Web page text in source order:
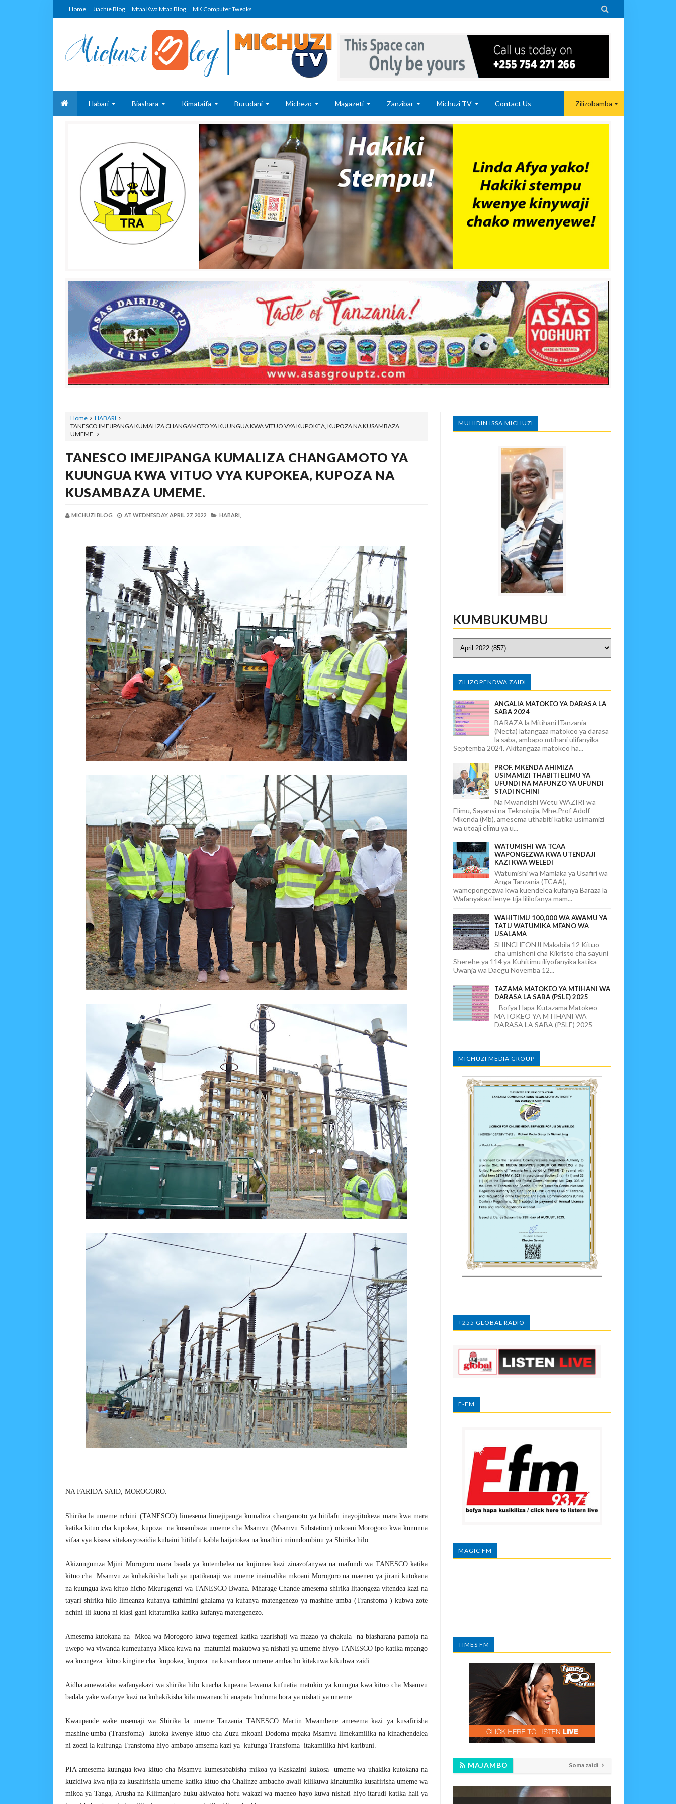
Home Jiachie Blog Mtaa Kwa Mtaa Blog MK Computer Tweaks 
Habari Biashara Kimataifa Burudani Michezo Magazeti Zanzibar Michuzi TV Contact Us Zilizobamba
Home
HABARI
TANESCO IMEJIPANGA KUMALIZA CHANGAMOTO YA KUUNGUA KWA VITUO VYA KUPOKEA, KUPOZA NA KUSAMBAZA
UMEME.
TANESCO IMEJIPANGA KUMALIZA CHANGAMOTO YA
KUUNGUA KWA VITUO VYA KUPOKEA, KUPOZA NA
KUSAMBAZA UMEME.
MICHUZI BLOG AT WEDNESDAY, APRIL 27, 2022 HABARI,
NA FARIDA SAID, MOROGORO.
Shirika la umeme nchini (TANESCO) limesema limejipanga kumaliza changamoto ya hitilafu inayojitokeza mara kwa mara
katika kituo cha kupokea, kupoza na kusambaza umeme cha Msamvu (Msamvu Substation) mkoani Morogoro kwa kununua
vifaa vya kisasa vitakavyosaidia kubaini hitilafu kabla haijatokea na kuathiri miundombinu ya Shirika hilo.
Akizungumza Mjini Morogoro mara baada ya kutembelea na kujionea kazi zinazofanywa na mafundi wa TANESCO katika
kituo cha Msamvu za kuhakikisha hali ya upatikanaji wa umeme inaimalika mkoani Morogoro na maeneo ya jirani kutokana
na kuungua kwa kituo hicho Mkurugenzi wa TANESCO Bwana. Mharage Chande amesema shirika litaongeza vitendea kazi na
tayari shirika hilo limeanza kufanya tathimini ghalama ya kufanya matengenezo ya mashine umba (Transfoma ) kubwa zote
nchini ili kuona ni kiasi gani kitatumika katika kufanya matengenezo.
Amesema kutokana na Mkoa wa Morogoro kuwa tegemezi katika uzarishaji wa mazao ya chakula na biasharana pamoja na
uwepo wa viwanda kumeufanya Mkoa kuwa na matumizi makubwa ya nishati ya umeme hivyo TANESCO ipo katika mpango
wa kuongeza kituo kingine cha kupokea, kupoza na kusambaza umeme ambacho kitakuwa kikubwa zaidi.
Aidha amewataka wafanyakazi wa shirika hilo kuacha kupeana lawama kufuatia matukio ya kuungua kwa kituo cha Msamvu
badala yake wafanye kazi na kuhakikisha kila mwananchi anapata huduma bora ya nishati ya umeme.
Kwaupande wake msemaji wa Shirika la umeme Tanzania TANESCO Martin Mwambene amesema kazi ya kusafirisha
mashine umba (Transfoma) kutoka kwenye kituo cha Zuzu mkoani Dodoma mpaka Msamvu limekamilika na kinachendelea
ni zoezi la kuifunga Transfoma hiyo ambapo amsema kazi ya kufunga Transfoma itakamilika hivi karibuni.
PIA amesema kuungua kwa kituo cha Msamvu kumesababisha mikoa ya Kaskazini kukosa umeme wa uhakika kutokana na
kuzidiwa kwa njia za kusafirishia umeme katika kituo cha Chalinze ambacho awali kilikuwa kinatumika kusafirisha umeme wa
mikoa ya Tanga, Arusha na Kilimanjaro huku akiwatoa hofu wakazi wa maeneo hayo kuwa nishati hiyo itarudi katika hali ya
MUHIDIN ISSA MICHUZI
KUMBUKUMBU
ZILIZOPENDWA ZAIDI
ANGALIA MATOKEO YA DARASA LA
SABA 2024
BARAZA la Mitihani lTanzania
(Necta) latangaza matokeo ya darasa
la saba, ambapo mtihani ulifanyika
Septemba 2024. Akitangaza matokeo ha...
PROF. MKENDA AHIMIZA
USIMAMIZI THABITI ELIMU YA
UFUNDI NA MAFUNZO YA UFUNDI
STADI NCHINI
Na Mwandishi Wetu WAZIRI wa
Elimu, Sayansi na Teknolojia, Mhe.Prof Adolf
Mkenda (Mb), amesema uthabiti katika usimamizi
wa utoaji elimu ya u...
WATUMISHI WA TCAA
WAPONGEZWA KWA UTENDAJI
KAZI KWA WELEDI
Watumishi wa Mamlaka ya Usafiri wa
Anga Tanzania (TCAA),
wamepongezwa kwa kuendelea kufanya Baraza la
Wafanyakazi lenye tija lililofanya mam...
WAHITIMU 100,000 WA AWAMU YA
TATU WATUMIKA MFANO WA
USALAMA
SHINCHEONJI Makabila 12 Kituo
cha umisheni cha Kikristo cha sayuni
Sherehe ya 114 ya Kuhitimu iliyofanyika katika
Uwanja wa Daegu Novemba 12...
TAZAMA MATOKEO YA MTIHANI WA
DARASA LA SABA (PSLE) 2025
Bofya Hapa Kutazama Matokeo
MATOKEO YA MTIHANI WA
DARASA LA SABA (PSLE) 2025
MICHUZI MEDIA GROUP
+255 GLOBAL RADIO
E-FM
MAGIC FM
TIMES FM
MAJAMBO Soma zaidi